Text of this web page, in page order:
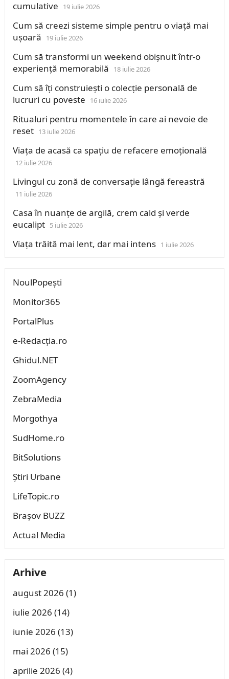
cumulative
19 iulie 2026
Cum să creezi sisteme simple pentru o viață mai
ușoară
19 iulie 2026
Cum să transformi un weekend obișnuit într-o
experiență memorabilă
18 iulie 2026
Cum să îți construiești o colecție personală de
lucruri cu poveste
16 iulie 2026
Ritualuri pentru momentele în care ai nevoie de
reset 13 iulie 2026
Viața de acasă ca spațiu de refacere emoțională
12 iulie 2026
Livingul cu zonă de conversație lângă fereastră
11 iulie 2026
Casa în nuanțe de argilă, crem cald și verde
eucalipt 5 iulie 2026
Viața trăită mai lent, dar mai intens 1 iulie 2026
NoulPopești
Monitor365
PortalPlus
e-Redacția.ro
Ghidul.NET
ZoomAgency
ZebraMedia
Morgothya
SudHome.ro
BitSolutions
Știri Urbane
LifeTopic.ro
Brașov BUZZ
Actual Media
Arhive
august 2026 (1)
iulie 2026 (14)
iunie 2026 (13)
mai 2026 (15)
aprilie 2026 (4)